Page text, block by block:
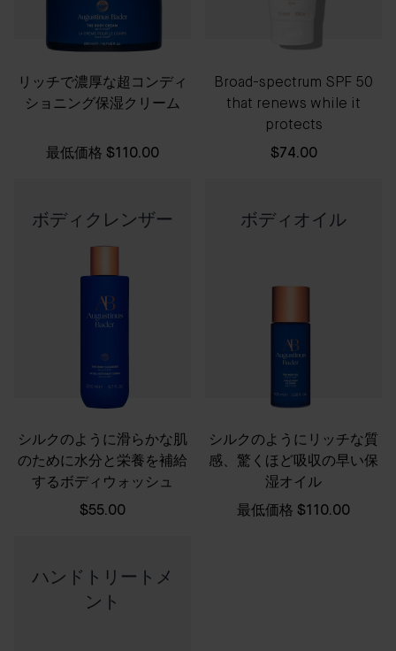
リッチで濃厚な超コンディ
ショニング保湿クリーム
最低価格 $110.00
Broad-spectrum SPF 50
that renews while it
protects
$74.00
ボディクレンザー
シルクのように滑らかな肌
のために水分と栄養を補給
するボディウォッシュ
$55.00
ボディオイル
シルクのようにリッチな質
感、驚くほど吸収の早い保
湿オイル
最低価格 $110.00
ハンドトリートメ
ント